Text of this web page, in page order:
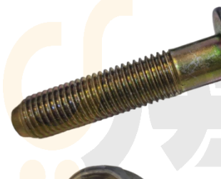
روغن و فیلتر
قطعات داخلی
انتقال قدرت